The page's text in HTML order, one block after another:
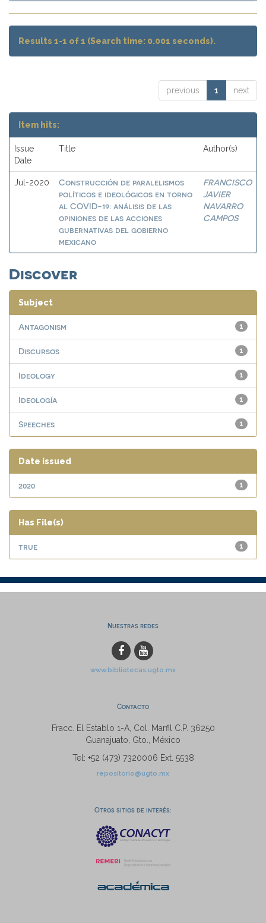
Results 1-1 of 1 (Search time: 0.001 seconds).
previous 1 next
Item hits:
Issue
Date
Title Author(s)
Jul-2020
Construcción de paralelismos
políticos e ideológicos en torno
al COVID-19: análisis de las
opiniones de las acciones
gubernativas del gobierno
mexicano
FRANCISCO
JAVIER
NAVARRO
CAMPOS
Discover
Subject
1
Antagonism
1
Discursos
1
Ideology
1
Ideología
1
Speeches
Date issued
1
2020
Has File(s)
1
true
Nuestras redes
www.bibliotecas.ugto.mx
Contacto
Fracc. El Establo 1-A, Col. Marfil C.P. 36250
Guanajuato, Gto., México
Tel: +52 (473) 7320006 Ext. 5538
repositorio@ugto.mx
Otros sitios de interés: